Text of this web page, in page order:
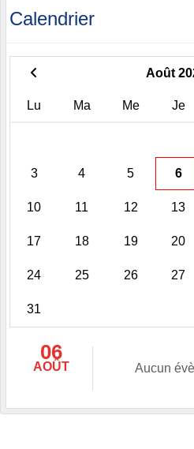
Calendrier
Août
Lu Ma Me Je
3 4 5 6
10 11 12 13
17 18 19 20
24 25 26 27
31
06
AOÛT Aucun